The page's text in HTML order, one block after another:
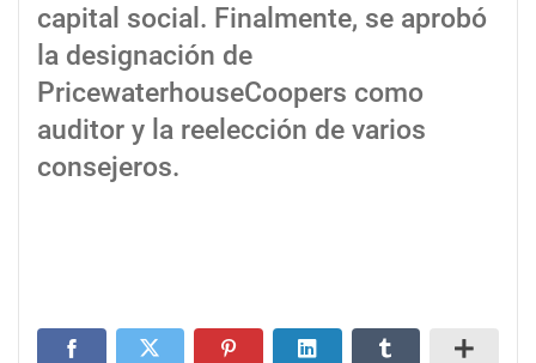
capital social. Finalmente, se aprobó
la designación de
PricewaterhouseCoopers como
auditor y la reelección de varios
consejeros.